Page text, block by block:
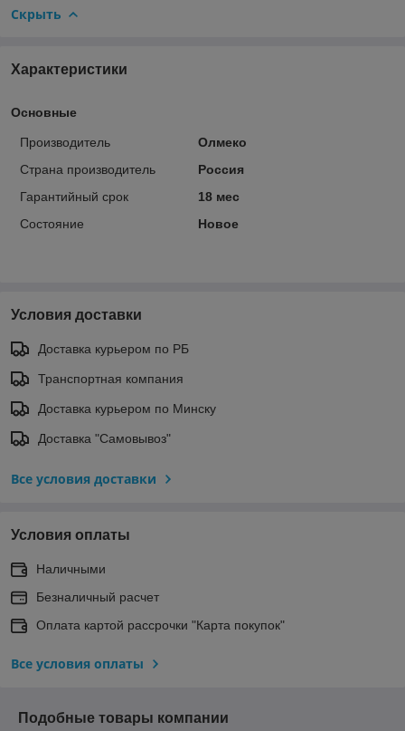
Скрыть
Характеристики
Основные
Производитель
Олмеко
Страна производитель
Россия
Гарантийный срок
18 мес
Состояние
Новое
Условия доставки
Доставка курьером по РБ
Транспортная компания
Доставка курьером по Минску
Доставка "Самовывоз"
Все условия доставки
Условия оплаты
Наличными
Безналичный расчет
Оплата картой рассрочки "Карта покупок"
Все условия оплаты
Подобные товары компании